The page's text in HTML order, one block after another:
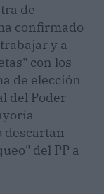
de
confirmado
y a
con los
de elección
del Poder
descartan
del PP a